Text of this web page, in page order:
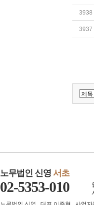
3938
3937
노무법인 신영 서초
02-5353-010